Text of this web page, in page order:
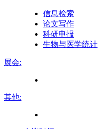
信息检索
论文写作
科研申报
生物与医学统计
展会:
其他: